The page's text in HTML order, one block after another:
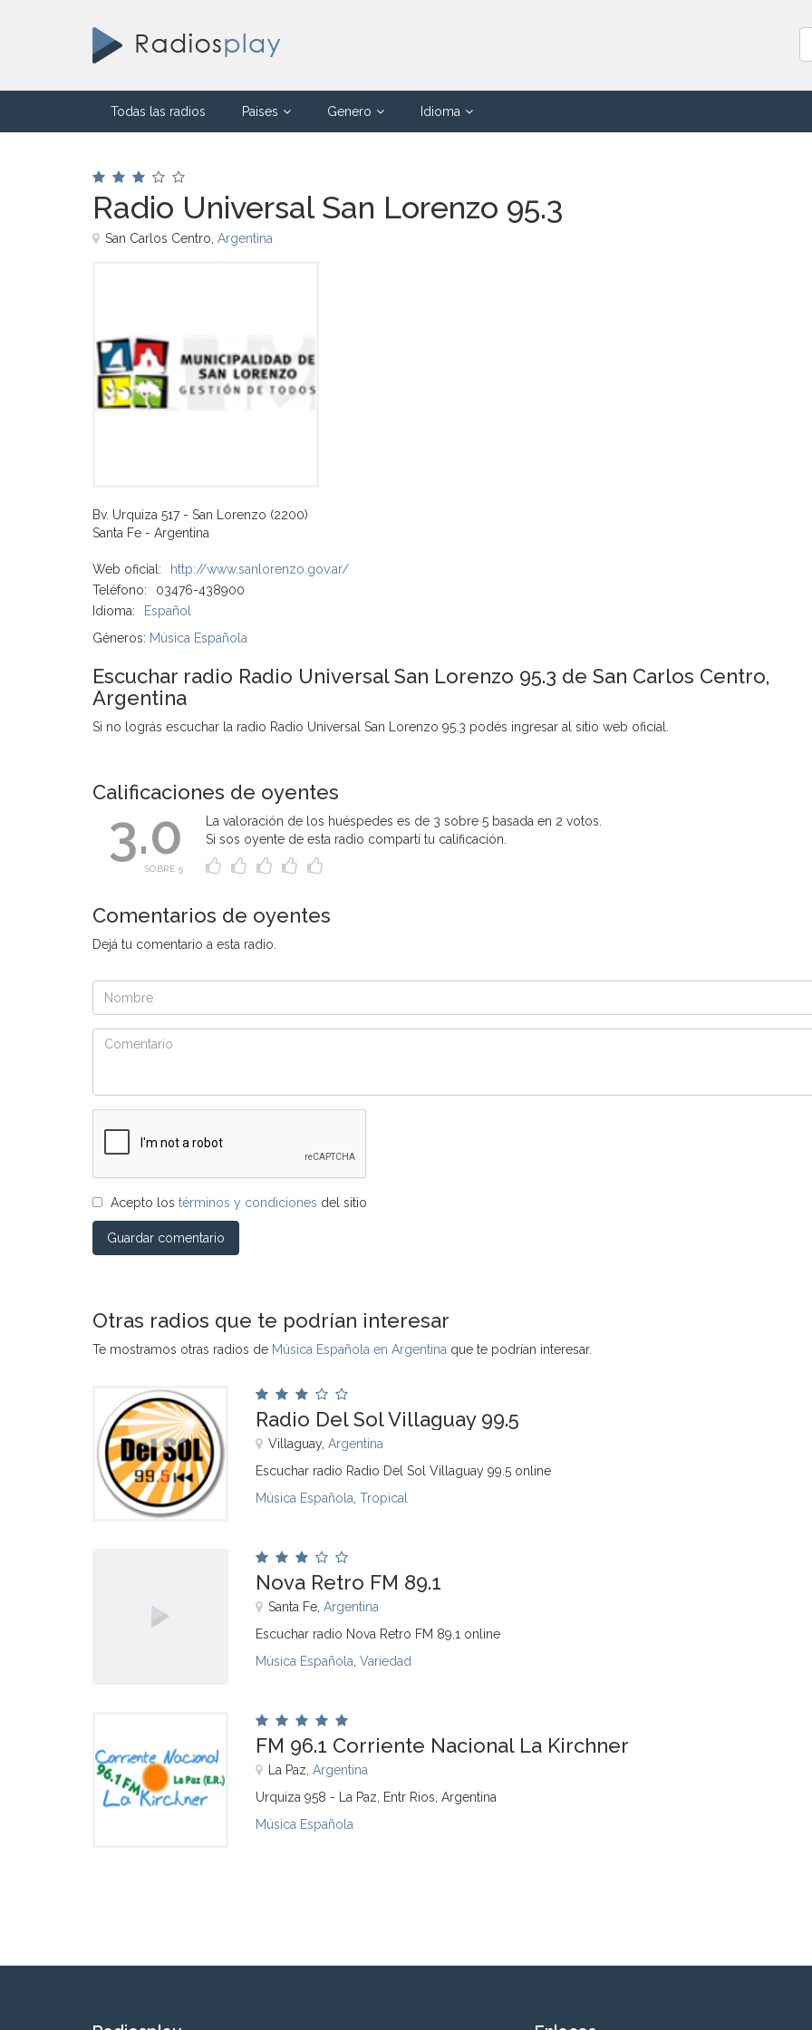
Todas las radios Paises Genero Idioma
Radio Universal San Lorenzo 95.3
San Carlos Centro, Argentina
Bv. Urquiza 517 - San Lorenzo (2200)
Santa Fe - Argentina
Web oficial:
http://www.sanlorenzo.gov.ar/
Teléfono:
03476-438900
Idioma:
Español
Géneros: Música Española
Escuchar radio Radio Universal San Lorenzo 95.3 de San Carlos Centro,
Argentina
Si no lográs escuchar la radio Radio Universal San Lorenzo 95.3 podés ingresar al sitio web oficial.
Calificaciones de oyentes
3.0
SOBRE 5
La valoración de los huéspedes es de 3 sobre 5 basada en 2 votos.
Si sos oyente de esta radio compartí tu calificación.
Comentarios de oyentes
Dejá tu comentario a esta radio.
Acepto los términos y condiciones del sitio
Guardar comentario
Otras radios que te podrían interesar
Te mostramos otras radios de Música Española en Argentina que te podrían interesar.
Radio Del Sol Villaguay 99.5
Villaguay, Argentina
Escuchar radio Radio Del Sol Villaguay 99.5 online
Música Española Tropical
Nova Retro FM 89.1
Santa Fe, Argentina
Escuchar radio Nova Retro FM 89.1 online
Música Española Variedad
FM 96.1 Corriente Nacional La Kirchner
La Paz, Argentina
Urquiza 958 - La Paz, Entr Rios, Argentina
Música Española